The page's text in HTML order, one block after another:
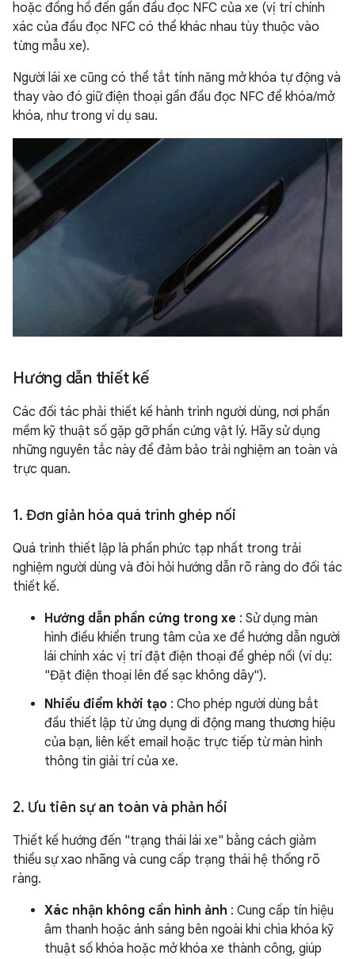
hoặc đồng hồ đến gần đầu đọc NFC của xe (vị trí chính
xác của đầu đọc NFC có thể khác nhau tùy thuộc vào
từng mẫu xe).
Người lái xe cũng có thể tắt tính năng mở khóa tự động và
thay vào đó giữ điện thoại gần đầu đọc NFC để khóa/mở
khóa, như trong ví dụ sau.
Hướng dẫn thiết kế
Các đối tác phải thiết kế hành trình người dùng, nơi phần
mềm kỹ thuật số gặp gỡ phần cứng vật lý. Hãy sử dụng
những nguyên tắc này để đảm bảo trải nghiệm an toàn và
trực quan.
1. Đơn giản hóa quá trình ghép nối
Quá trình thiết lập là phần phức tạp nhất trong trải
nghiệm người dùng và đòi hỏi hướng dẫn rõ ràng do đối tác
thiết kế.
Hướng dẫn phần cứng trong xe : Sử dụng màn
hình điều khiển trung tâm của xe để hướng dẫn người
lái chính xác vị trí đặt điện thoại để ghép nối (ví dụ:
"Đặt điện thoại lên đế sạc không dây").
Nhiều điểm khởi tạo : Cho phép người dùng bắt
đầu thiết lập từ ứng dụng di động mang thương hiệu
của bạn, liên kết email hoặc trực tiếp từ màn hình
thông tin giải trí của xe.
2. Ưu tiên sự an toàn và phản hồi
Thiết kế hướng đến "trạng thái lái xe" bằng cách giảm
thiểu sự xao nhãng và cung cấp trạng thái hệ thống rõ
ràng.
Xác nhận không cần hình ảnh : Cung cấp tín hiệu
âm thanh hoặc ánh sáng bên ngoài khi chìa khóa kỹ
thuật số khóa hoặc mở khóa xe thành công, giúp